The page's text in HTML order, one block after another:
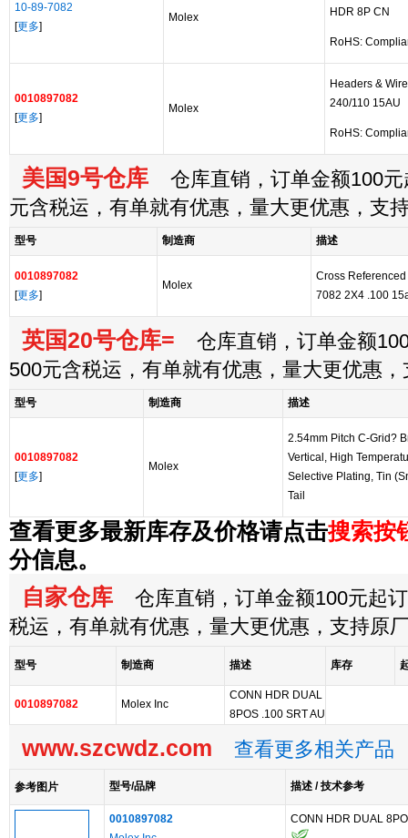
10-89-7082
[更多]
Molex
HDR 8P CN
RoHS:
0010897082
[更多]
Molex
Headers &
240/110 15AU
RoHS:
美国9号仓库 仓库直销，订单金额100元
元含税运，有单就有优惠，量大更优惠，支
型号 制造商 描述
0010897082
[更多]
Molex
Cross
7082 2X4 .100
英国20号仓库= 仓库直销，订单金额
500元含税运，有单就有优惠，量大更优惠
型号 制造商 描述
0010897082
[更多]
Molex
2.54mm Pitch C-Grid?
Vertical, High
Selective Plating, Tin
Tail
查看更多最新库存及价格请点击搜索按
分信息。
自家仓库 仓库直销，订单金额100元起
税运，有单就有优惠，量大更优惠，支持原
型号 制造商 描述 库存
0010897082 Molex Inc
CONN HDR DUAL
8POS .100 SRT AU
www.szcwdz.com 查看更多相关产品
参考图片 型号/品牌 描述 / 技术参考
0010897082
CONN HDR DUAL